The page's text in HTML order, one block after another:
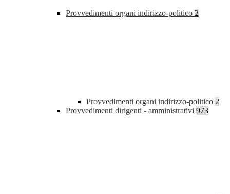
Provvedimenti organi indirizzo-politico 2
Provvedimenti organi indirizzo-politico 2
Provvedimenti dirigenti - amministrativi 973